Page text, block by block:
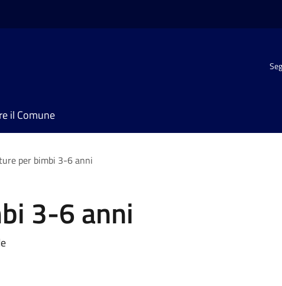
il Comune
per bimbi 3-6 anni
3-6 anni